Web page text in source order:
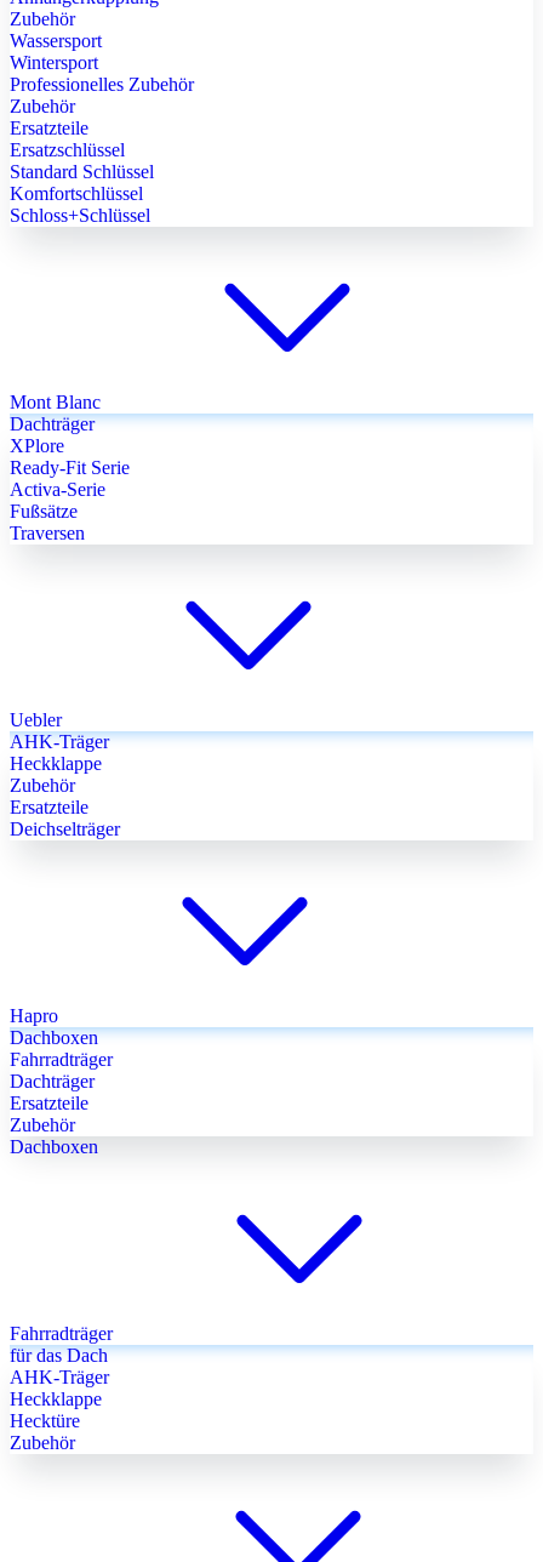
Zubehör
Wassersport
Wintersport
Professionelles Zubehör
Zubehör
Ersatzteile
Ersatzschlüssel
Standard Schlüssel
Komfortschlüssel
Schloss+Schlüssel
Mont Blanc
Dachträger
XPlore
Ready-Fit Serie
Activa-Serie
Fußsätze
Traversen
Uebler
AHK-Träger
Heckklappe
Zubehör
Ersatzteile
Deichselträger
Hapro
Dachboxen
Fahrradträger
Dachträger
Ersatzteile
Zubehör
Dachboxen
Fahrradträger
für das Dach
AHK-Träger
Heckklappe
Hecktüre
Zubehör